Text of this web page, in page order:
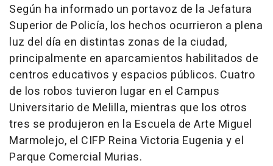
Según ha informado un portavoz de la Jefatura
Superior de Policía, los hechos ocurrieron a plena
luz del día en distintas zonas de la ciudad,
principalmente en aparcamientos habilitados de
centros educativos y espacios públicos. Cuatro
de los robos tuvieron lugar en el Campus
Universitario de Melilla, mientras que los otros
tres se produjeron en la Escuela de Arte Miguel
Marmolejo, el CIFP Reina Victoria Eugenia y el
Parque Comercial Murias.